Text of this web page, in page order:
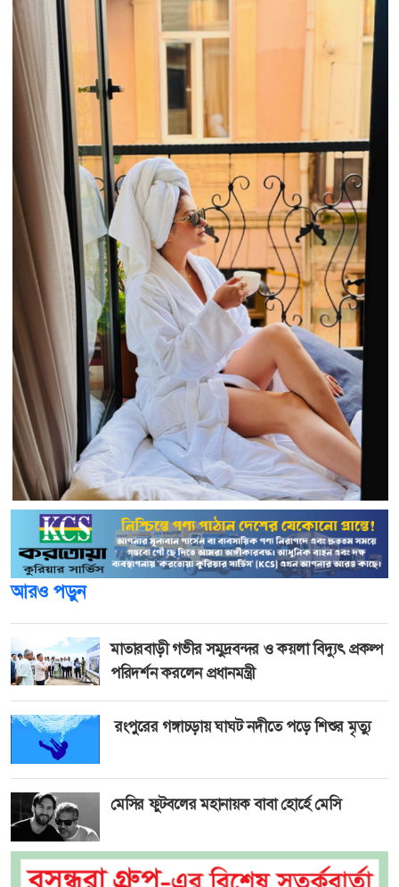
আরও পড়ুন
মাতারবাড়ী গভীর সমুদ্রবন্দর ও কয়লা বিদ্যুৎ প্রকল্প
পরিদর্শন করলেন প্রধানমন্ত্রী
রংপুরের গঙ্গাচড়ায় ঘাঘট নদীতে পড়ে শিশুর মৃত্যু
মেসির ফুটবলের মহানায়ক বাবা হোর্হে মেসি